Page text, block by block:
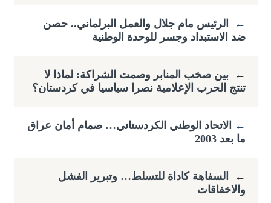
←
الرئيس مام جلال والعمل البرلماني.. حصن
ضد الاستبداد وجسر للوحدة الوطنية
←
بين صخب المنابر وصمت الشراكة: لماذا لا
تنتج الحرب الإعلامية نصرا سياسيا في كردستان؟
←
​الاتحاد الوطني الكردستاني… صمام أمان عراق
ما بعد 2003
←
السفاهة كاداة للتسلط… وتبرير الفشل
والاخفاقات